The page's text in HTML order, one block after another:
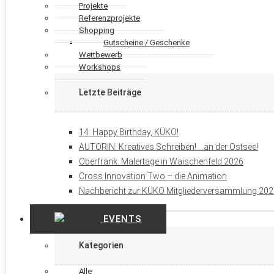
Projekte
Referenzprojekte
Shopping
Gutscheine / Geschenke
Wettbewerb
Workshops
Letzte Beiträge
14: Happy Birthday, KÜKO!
AUTORIN: Kreatives Schreiben! …an der Ostsee!
Oberfränk. Malertage in Waischenfeld 2026
Cross Innovation Two – die Animation
Nachbericht zur KÜKO Mitgliederversammlung
EVENTS
Kategorien
Alle